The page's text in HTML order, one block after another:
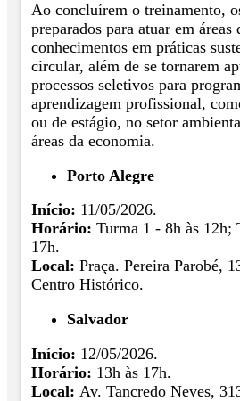
Ao concluírem o treinamento,
preparados para atuar em áreas
conhecimentos em práticas
circular, além de se tornarem
processos seletivos para
aprendizagem profissional,
ou de estágio, no setor
áreas da economia.
Porto Alegre
Início: 11/05/2026.
Horário: Turma 1 - 8h às 12h;
17h.
Local: Praça. Pereira Parobé,
Centro Histórico.
Salvador
Início: 12/05/2026.
Horário: 13h às 17h.
Local: Av. Tancredo Neves,